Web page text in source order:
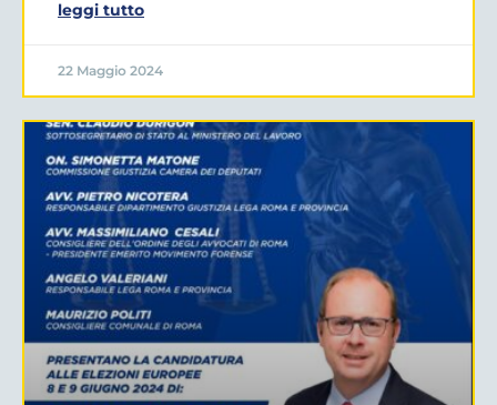
leggi tutto
22 Maggio 2024